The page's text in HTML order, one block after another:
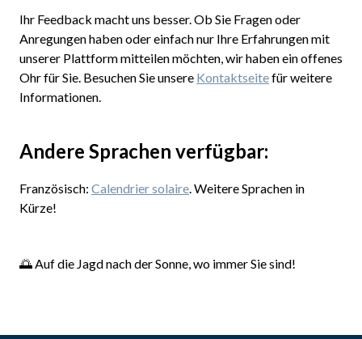
Ihr Feedback macht uns besser. Ob Sie Fragen oder
Anregungen haben oder einfach nur Ihre Erfahrungen mit
unserer Plattform mitteilen möchten, wir haben ein offenes
Ohr für Sie. Besuchen Sie unsere Kontaktseitefür weitere
Informationen.
Andere Sprachen verfügbar:
Französisch: Calendrier solaire . Weitere Sprachen in
Kürze!
🌅 Auf die Jagd nach der Sonne, wo immer Sie sind!